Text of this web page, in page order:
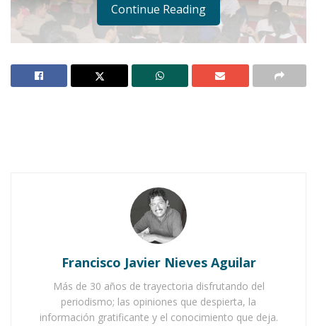
de Tránsito y la Fiscalía General del
Estado, ofrecieron una conferencia a
los estudiantes de la escuela
secundaria “Revolución” número 8.
Ahuacatlán celebrá el día de Reyes con rosca y
chocolate
Continue Reading
Francisco Javier Nieves Aguilar
Más de 30 años de trayectoria disfrutando del
periodismo; las opiniones que despierta, la
información gratificante y el conocimiento que deja.